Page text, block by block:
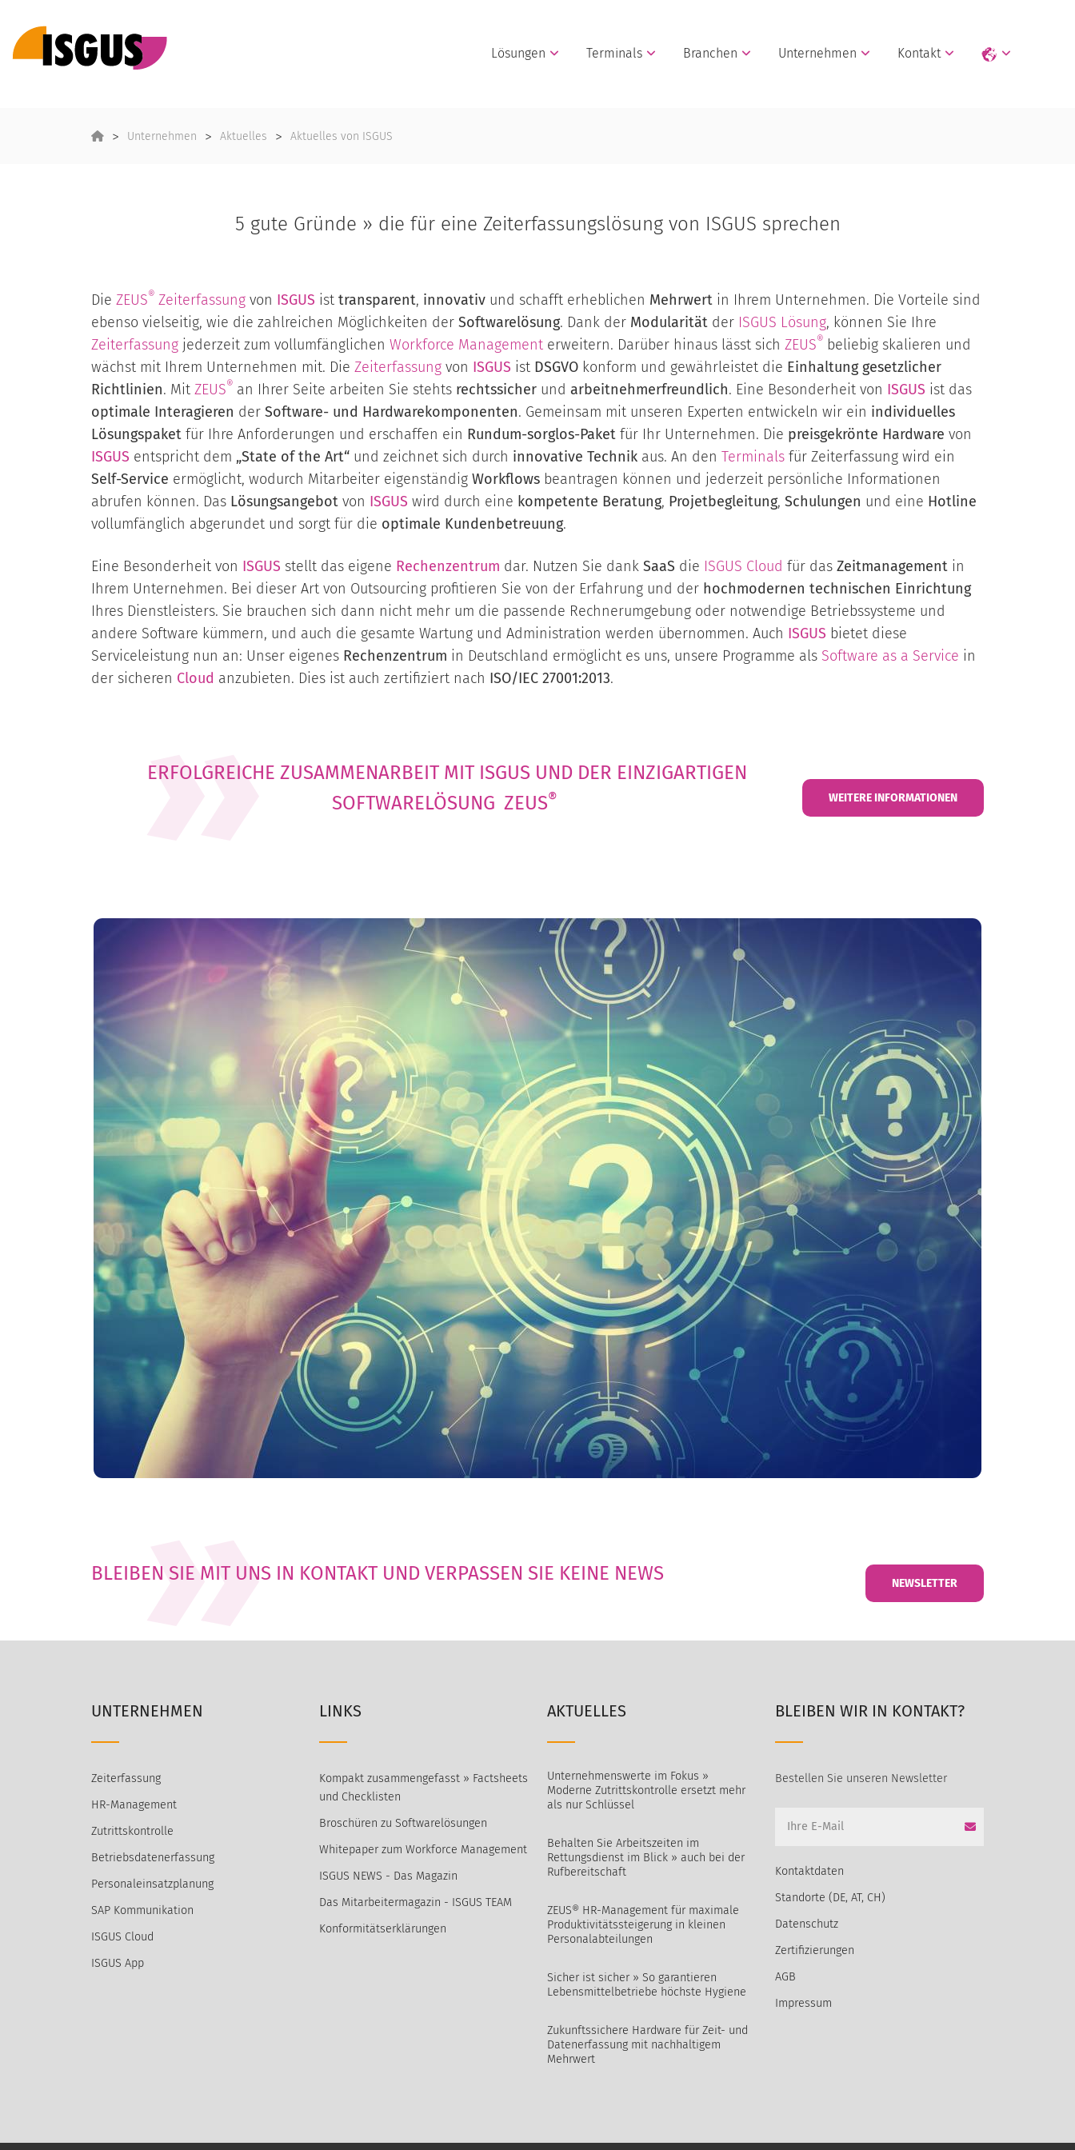
Lösungen Terminals Branchen Unternehmen Kontakt
Unternehmen Aktuelles Aktuelles von ISGUS
5 gute Gründe » die für eine Zeiterfassungslösung von ISGUS sprechen
Die ZEUS® Zeiterfassung von ISGUS ist transparent, innovativ und schafft erheblichen Mehrwert in Ihrem Unternehmen. Die Vorteile sind
ebenso vielseitig, wie die zahlreichen Möglichkeiten der Softwarelösung. Dank der Modularität der ISGUS Lösung, können Sie Ihre
Zeiterfassung jederzeit zum vollumfänglichen Workforce Management erweitern. Darüber hinaus lässt sich ZEUS® beliebig skalieren und
wächst mit Ihrem Unternehmen mit. Die Zeiterfassung von ISGUS ist DSGVO konform und gewährleistet die Einhaltung gesetzlicher
Richtlinien. Mit ZEUS® an Ihrer Seite arbeiten Sie stehts rechtssicher und arbeitnehmerfreundlich. Eine Besonderheit von ISGUS ist das
optimale Interagieren der Software- und Hardwarekomponenten. Gemeinsam mit unseren Experten entwickeln wir ein individuelles
Lösungspaket für Ihre Anforderungen und erschaffen ein Rundum-sorglos-Paket für Ihr Unternehmen. Die preisgekrönte Hardware von
ISGUS entspricht dem „State of the Art“ und zeichnet sich durch innovative Technik aus. An den Terminals für Zeiterfassung wird ein
Self-Service ermöglicht, wodurch Mitarbeiter eigenständig Workflows beantragen können und jederzeit persönliche Informationen
abrufen können. Das Lösungsangebot von ISGUS wird durch eine kompetente Beratung, Projetbegleitung, Schulungen und eine Hotline
vollumfänglich abgerundet und sorgt für die optimale Kundenbetreuung.
Eine Besonderheit von ISGUS stellt das eigene Rechenzentrum dar. Nutzen Sie dank SaaS die ISGUS Cloud für das Zeitmanagement in
Ihrem Unternehmen. Bei dieser Art von Outsourcing profitieren Sie von der Erfahrung und der hochmodernen technischen Einrichtung
Ihres Dienstleisters. Sie brauchen sich dann nicht mehr um die passende Rechnerumgebung oder notwendige Betriebssysteme und
andere Software kümmern, und auch die gesamte Wartung und Administration werden übernommen. Auch ISGUS bietet diese
Serviceleistung nun an: Unser eigenes Rechenzentrum in Deutschland ermöglicht es uns, unsere Programme als Software as a Service in
der sicheren Cloud anzubieten. Dies ist auch zertifiziert nach ISO/IEC 27001:2013.
ERFOLGREICHE ZUSAMMENARBEIT MIT ISGUS UND DER EINZIGARTIGEN
SOFTWARELÖSUNG ZEUS® WEITERE INFORMATIONEN
BLEIBEN SIE MIT UNS IN KONTAKT UND VERPASSEN SIE KEINE NEWS NEWSLETTER
UNTERNEHMEN
Zeiterfassung
HR-Management
Zutrittskontrolle
Betriebsdatenerfassung
Personaleinsatzplanung
SAP Kommunikation
ISGUS Cloud
ISGUS App
LINKS
Kompakt zusammengefasst » Factsheets
und Checklisten
Broschüren zu Softwarelösungen
Whitepaper zum Workforce Management
ISGUS NEWS - Das Magazin
Das Mitarbeitermagazin - ISGUS TEAM
Konformitätserklärungen
AKTUELLES
Unternehmenswerte im Fokus »
Moderne Zutrittskontrolle ersetzt mehr
als nur Schlüssel
Behalten Sie Arbeitszeiten im
Rettungsdienst im Blick » auch bei der
Rufbereitschaft
ZEUS® HR-Management für maximale
Produktivitätssteigerung in kleinen
Personalabteilungen
Sicher ist sicher » So garantieren
Lebensmittelbetriebe höchste Hygiene
Zukunftssichere Hardware für Zeit- und
Datenerfassung mit nachhaltigem
Mehrwert
BLEIBEN WIR IN KONTAKT?
Bestellen Sie unseren Newsletter
Kontaktdaten
Standorte (DE, AT, CH)
Datenschutz
Zertifizierungen
AGB
Impressum